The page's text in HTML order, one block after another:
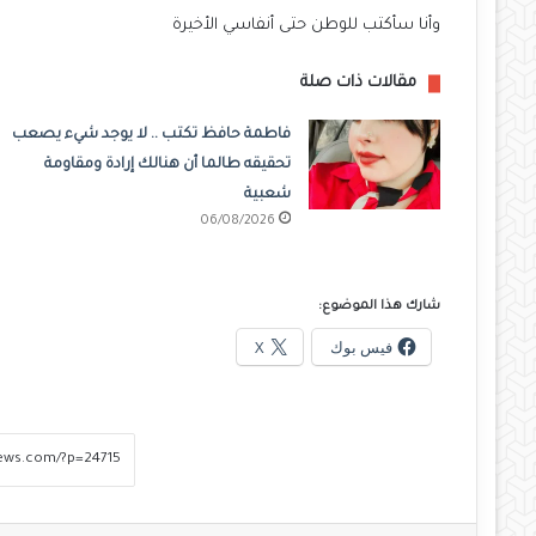
وأنا سأكتب للوطن حتى أنفاسي الأخيرة
مقالات ذات صلة
فاطمة حافظ تكتب .. لا يوجد شيء يصعب
تحقيقه طالما أن هنالك إرادة ومقاومة
شعبية
06/08/2026
شارك هذا الموضوع:
فيس بوك X